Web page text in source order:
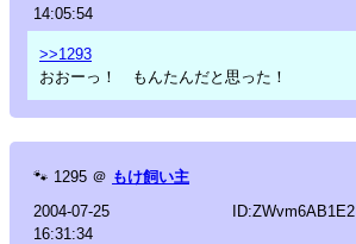
14:05:54
>>1293
おおーっ！ もんたんだと思った！
🐾 1295 ＠ もけ飼い主
2004-07-25
16:31:34
ID:ZWvm6AB1E2